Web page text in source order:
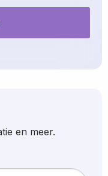
en meer.